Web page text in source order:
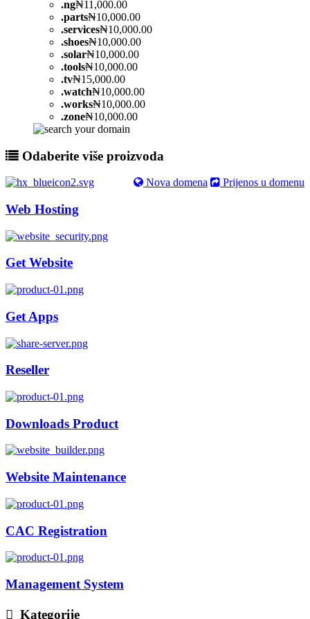
.ng₦11,000.00
.parts₦10,000.00
.services₦10,000.00
.shoes₦10,000.00
.solar₦10,000.00
.tools₦10,000.00
.tv₦15,000.00
.watch₦10,000.00
.works₦10,000.00
.zone₦10,000.00
Odaberite više proizvoda
Nova domena Prijenos u domenu
Web Hosting
Get Website
Get Apps
Reseller
Downloads Product
Website Maintenance
CAC Registration
Management System
Kategorije